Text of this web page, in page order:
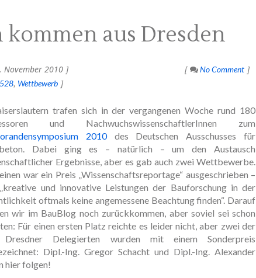
aus Dresden
November 2010
No Comment
Wettbewerb
trafen sich in der vergangenen Woche rund 180
und NachwuchswissenschaftlerInnen zum
2010des Deutschen Ausschusses für
Dabei ging es – natürlich – um den Austausch
Ergebnisse, aber es gab auch zwei Wettbewerbe.
war ein Preis „Wissenschaftsreportage“ ausgeschrieben –
und innovative Leistungen der Bauforschung in der
oftmals keine angemessene Beachtung finden“. Darauf
wir im BauBlog noch zurückkommen, aber soviel sei schon
Für einen ersten Platz reichte es leider nicht, aber zwei der
Delegierten wurden mit einem Sonderpreis
Dipl.-Ing. Gregor Schacht und Dipl.-Ing. Alexander
hier folgen!